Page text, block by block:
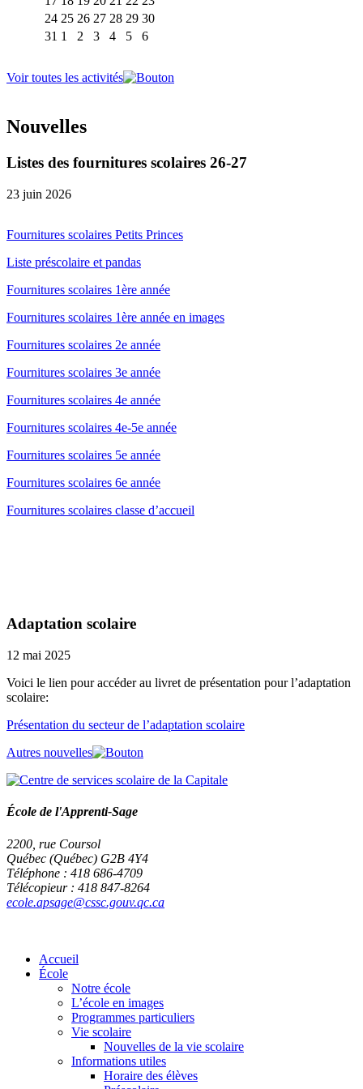
24 25 26 27 28 29 30
31 1 2 3 4 5 6
Voir toutes les activités
Nouvelles
Listes des fournitures scolaires 26-27
23 juin 2026
Fournitures scolaires Petits Princes
Liste préscolaire et pandas
Fournitures scolaires 1ère année
Fournitures scolaires 1ère année en images
Fournitures scolaires 2e année
Fournitures scolaires 3e année
Fournitures scolaires 4e année
Fournitures scolaires 4e-5e année
Fournitures scolaires 5e année
Fournitures scolaires 6e année
Fournitures scolaires classe d’accueil
Adaptation scolaire
12 mai 2025
Voici le lien pour accéder au livret de présentation pour l’adaptation
scolaire:
Présentation du secteur de l’adaptation scolaire
Autres nouvelles
École de l'Apprenti-Sage
2200, rue Coursol
Québec (Québec) G2B 4Y4
Téléphone : 418 686-4709
Télécopieur : 418 847-8264
ecole.apsage@cssc.gouv.qc.ca
Accueil
École
Notre école
L’école en images
Programmes particuliers
Vie scolaire
Nouvelles de la vie scolaire
Informations utiles
Horaire des élèves